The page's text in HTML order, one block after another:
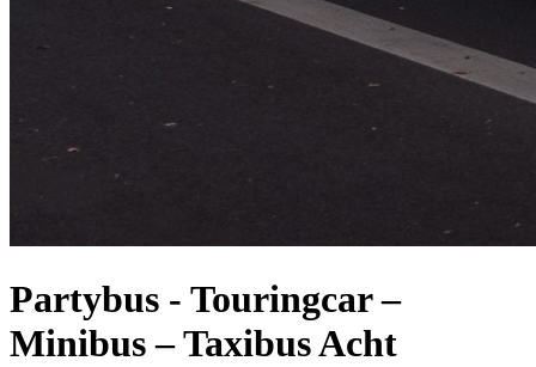
Partybus - Touringcar –
Minibus – Taxibus Acht